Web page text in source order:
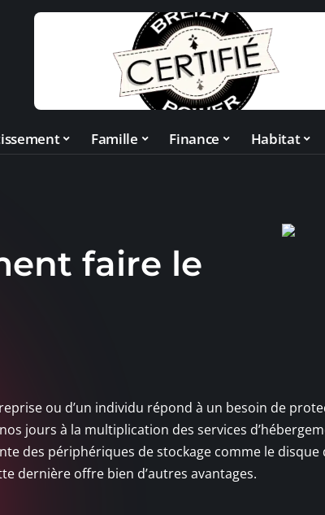
Famille Finance Habitat
faire le
ou d’un individu répond à un besoin de
jours à la multiplication des services
des périphériques de stockage comme le disque
dernière offre bien d’autres avantages.